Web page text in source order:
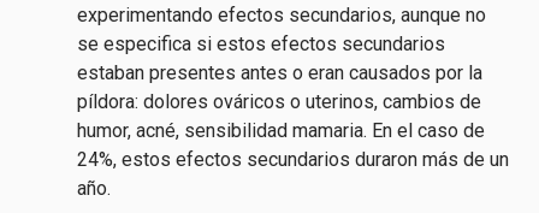
experimentando efectos secundarios, aunque no
se especifica si estos efectos secundarios
estaban presentes antes o eran causados por la
píldora: dolores ováricos o uterinos, cambios de
humor, acné, sensibilidad mamaria. En el caso de
24%, estos efectos secundarios duraron más de un
año.